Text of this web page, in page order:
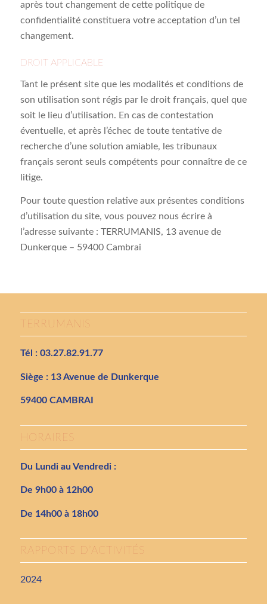
après tout changement de cette politique de
confidentialité constituera votre acceptation d’un tel
changement.
DROIT APPLICABLE
Tant le présent site que les modalités et conditions de
son utilisation sont régis par le droit français, quel que
soit le lieu d’utilisation. En cas de contestation
éventuelle, et après l’échec de toute tentative de
recherche d’une solution amiable, les tribunaux
français seront seuls compétents pour connaître de ce
litige.
Pour toute question relative aux présentes conditions
d’utilisation du site, vous pouvez nous écrire à
l’adresse suivante : TERRUMANIS, 13 avenue de
Dunkerque – 59400 Cambrai
TERRUMANIS
Tél : 03.27.82.91.77
Siège : 13 Avenue de Dunkerque
59400 CAMBRAI
HORAIRES
Du Lundi au Vendredi :
De 9h00 à 12h00
De 14h00 à 18h00
RAPPORTS D’ACTIVITÉS
2024